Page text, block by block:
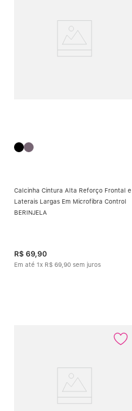
Calcinha Cintura Alta Reforço Frontal e
Laterais Largas Em Microfibra Control
BERINJELA
R$ 69,90
Em até 1x R$ 69 90 sem juros